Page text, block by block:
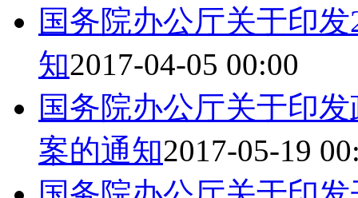
国务院办公厅关于印
知2017-04-05 00:00
国务院办公厅关于印
案的通知2017-05-19